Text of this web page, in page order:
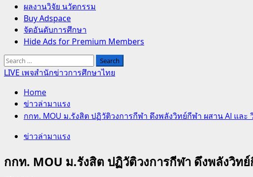
ผลงานวิจัย นวัตกรรม
Buy Adspace
จัดอันดับการศึกษา
Hide Ads for Premium Members
Search
for:
LIVE เพจสำนักข่าวการศึกษาไทย
Home
ข่าวล่ามาแรง
กกท. MOU ม.รังสิต ปฏิวัติวงการกีฬา ดึงพลังวิทย์กีฬา ผสาน AI แล
ข่าวล่ามาแรง
กกท. MOU ม.รังสิต ปฏิวัติวงการกีฬา ดึงพลังวิท